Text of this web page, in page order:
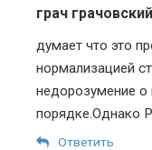
грач грачовский
думает что это
нормализацией
недорозумение о
порядке.Однако
Ответить